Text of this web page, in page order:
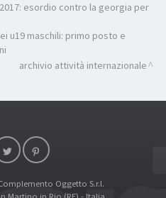
esordio contro la georgia per
u19 maschili: primo posto e
archivio attività internazionale
Oggetto S.r.l.